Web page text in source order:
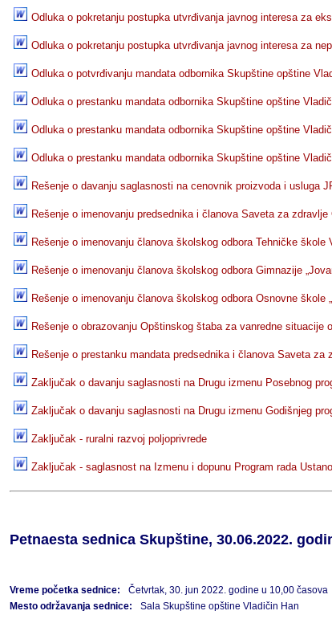
Odluka o pokretanju postupka utvrđivanja javnog interesa za
Odluka o pokretanju postupka utvrđivanja javnog interesa za
Odluka o potvrđivanju mandata odbornika Skupštine opštine
Odluka o prestanku mandata odbornika Skupštine opštine
Odluka o prestanku mandata odbornika Skupštine opštine
Odluka o prestanku mandata odbornika Skupštine opštine
Rešenje o davanju saglasnosti na cenovnik proizvoda i usluga
Rešenje o imenovanju predsednika i članova Saveta za
Rešenje o imenovanju članova školskog odbora Tehničke škole
Rešenje o imenovanju članova školskog odbora Gimnazije
Rešenje o imenovanju članova školskog odbora Osnovne škole
Rešenje o obrazovanju Opštinskog štaba za vanredne situacije
Rešenje o prestanku mandata predsednika i članova Saveta za
Zaključak o davanju saglasnosti na Drugu izmenu Posebnog
Zaključak o davanju saglasnosti na Drugu izmenu Godišnjeg
Zaključak - ruralni razvoj poljoprivrede
Zaključak - saglasnost na Izmenu i dopunu Program rada
Petnaesta sednica Skupštine, 30.06.2022.
Vreme početka sednice:
Četvrtak, 30. jun 2022. godine u 10,00 časova
Mesto održavanja sednice:
Sala Skupštine opštine Vladičin Han